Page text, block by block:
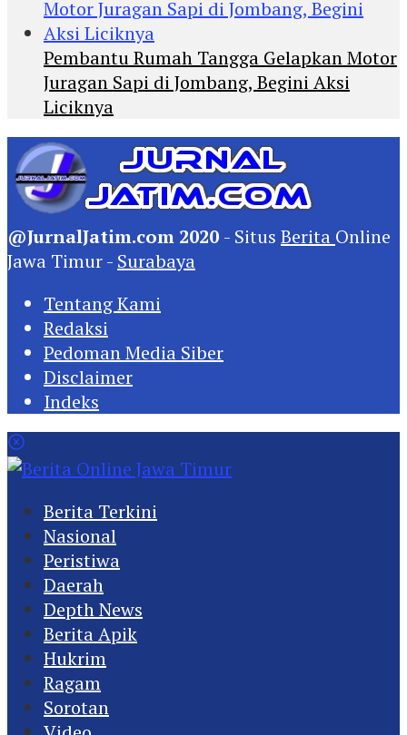
Pembantu Rumah Tangga Gelapkan Motor
Juragan Sapi di Jombang, Begini Aksi
Liciknya
@JurnalJatim.com 2020 - Situs Berita Online
Jawa Timur - Surabaya
Tentang Kami
Redaksi
Pedoman Media Siber
Disclaimer
Indeks
Berita Terkini
Nasional
Peristiwa
Daerah
Depth News
Berita Apik
Hukrim
Ragam
Sorotan